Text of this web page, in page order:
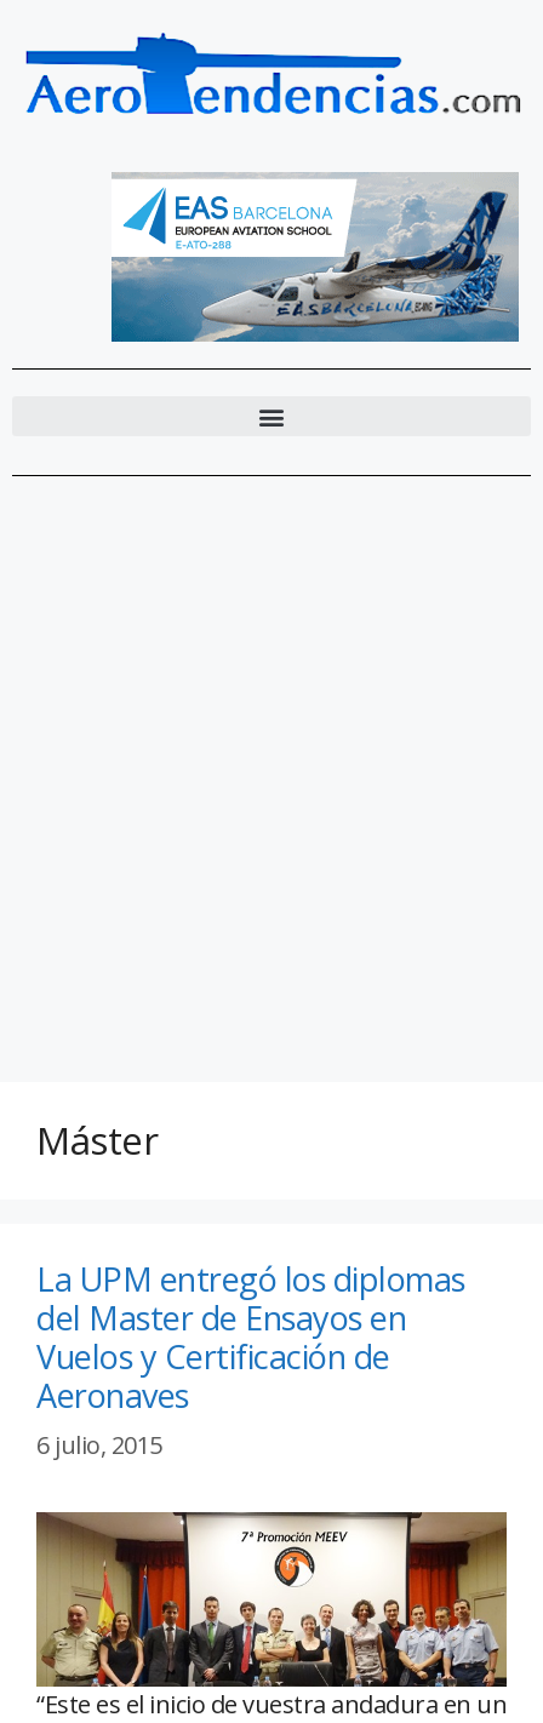
Máster
La UPM entregó los diplomas
del Master de Ensayos en
Vuelos y Certificación de
Aeronaves
6 julio, 2015
“Este es el inicio de vuestra andadura en un